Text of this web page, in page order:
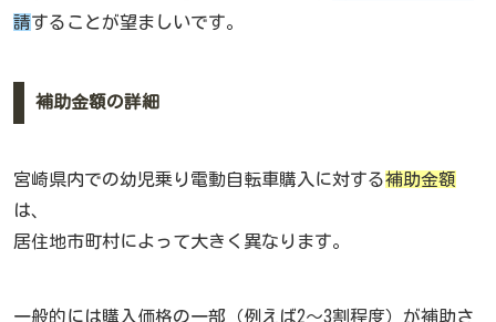
請することが望ましいです。
補助金額の詳細
宮崎県内での幼児乗り電動自転車購入に対する補助金額
は、
居住地市町村によって大きく異なります。
一般的には購入価格の一部（例えば2〜3割程度）が補助さ